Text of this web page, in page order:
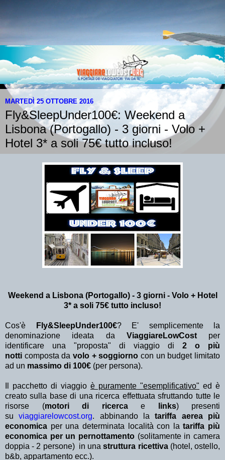
MARTEDÌ 25 OTTOBRE 2016
Fly&SleepUnder100€: Weekend a
Lisbona (Portogallo) - 3 giorni - Volo +
Hotel 3* a soli 75€ tutto incluso!
Weekend a Lisbona (Portogallo) - 3 giorni - Volo + Hotel
3* a soli 75€ tutto incluso!
Cos'è Fly&SleepUnder100€? E' semplicemente la
denominazione ideata da ViaggiareLowCostper
identificare una "proposta" di viaggio di 2 o più
notti composta davolo + soggiorno con un budget limitato
ad un massimo di 100€ (per persona).
Il pacchetto di viaggio è puramente "esemplificativo" ed è
creato sulla base di una ricerca effettuata sfruttando tutte le
risorse (motori di ricerca e links) presenti
suviaggiarelowcost.org. abbinando la tariffa aerea più
economica per una determinata località con latariffa più
economica per un pernottamento (solitamente in camera
doppia - 2 persone) in unastruttura ricettiva(hotel, ostello,
b&b, appartamento ecc.).